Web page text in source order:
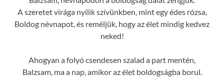
A szeretet virága nyílik szívünkben, mint egy édes rózsa,
Boldog névnapot, és reméljük, hogy az élet mindig kedvez
neked!
Ahogyan a folyó csendesen szalad a part mentén,
Balzsam, ma a nap, amikor az élet boldogságba borul.